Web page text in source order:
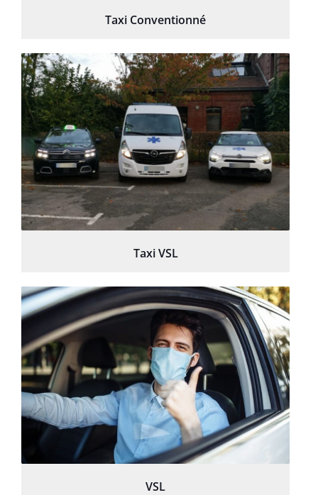
Taxi Conventionné
Taxi VSL
VSL